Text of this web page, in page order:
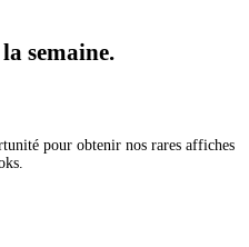
semaine.
pour obtenir nos rares affiches